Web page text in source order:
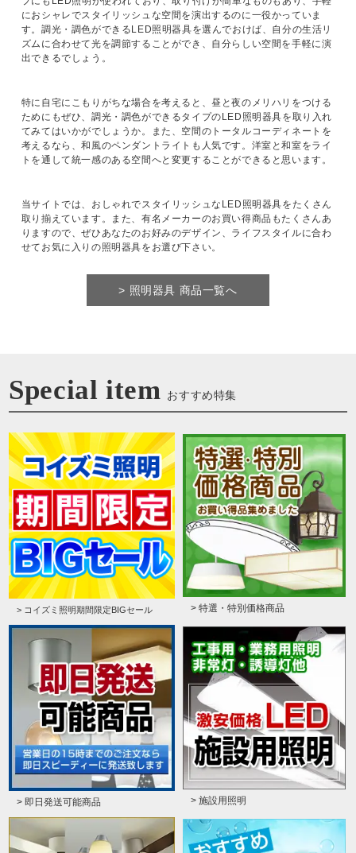
におシャレでスタイリッシュな空間を演出するのに一役かっていま
す。調光・調色ができるLED照明器具を選んでおけば、自分の生活リ
ズムに合わせて光を調節することができ、自分らしい空間を手軽に演
出できるでしょう。
特に自宅にこもりがちな場合を考えると、昼と夜のメリハリをつける
ためにもぜひ、調光・調色ができるタイプのLED照明器具を取り入れ
てみてはいかがでしょうか。また、空間のトータルコーディネートを
考えるなら、和風のペンダントライトも人気です。洋室と和室をライ
トを通して統一感のある空間へと変更することができると思います。
当サイトでは、おしゃれでスタイリッシュなLED照明器具をたくさん
取り揃えています。また、有名メーカーのお買い得商品もたくさんあ
りますので、ぜひあなたのお好みのデザイン、ライフスタイルに合わ
せてお気に入りの照明器具をお選び下さい。
> 照明器具 商品一覧へ
Special item おすすめ特集
> コイズミ照明期間限定BIGセール > 特選・特別価格商品
> 即日発送可能商品 > 施設用照明